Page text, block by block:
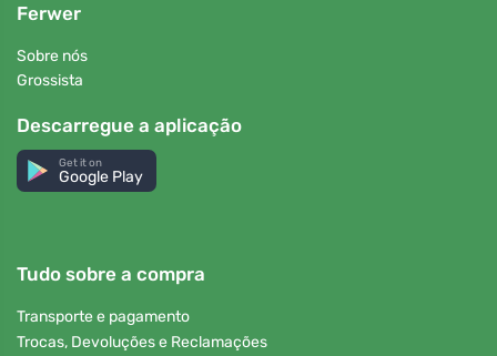
Ferwer
Sobre nós
Grossista
Descarregue a aplicação
Get it on
Google Play
Tudo sobre a compra
Transporte e pagamento
Trocas, Devoluções e Reclamações